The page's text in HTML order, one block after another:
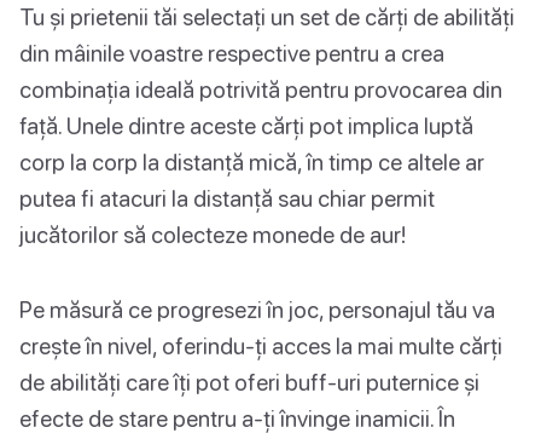
Tu și prietenii tăi selectați un set de cărți de abilități
din mâinile voastre respective pentru a crea
combinația ideală potrivită pentru provocarea din
față. Unele dintre aceste cărți pot implica luptă
corp la corp la distanță mică, în timp ce altele ar
putea fi atacuri la distanță sau chiar permit
jucătorilor să colecteze monede de aur!
Pe măsură ce progresezi în joc, personajul tău va
crește în nivel, oferindu-ți acces la mai multe cărți
de abilități care îți pot oferi buff-uri puternice și
efecte de stare pentru a-ți învinge inamicii. În